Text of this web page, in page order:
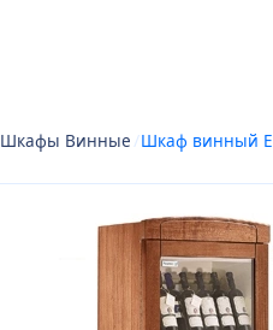
Шкафы Винные /Шкаф винный